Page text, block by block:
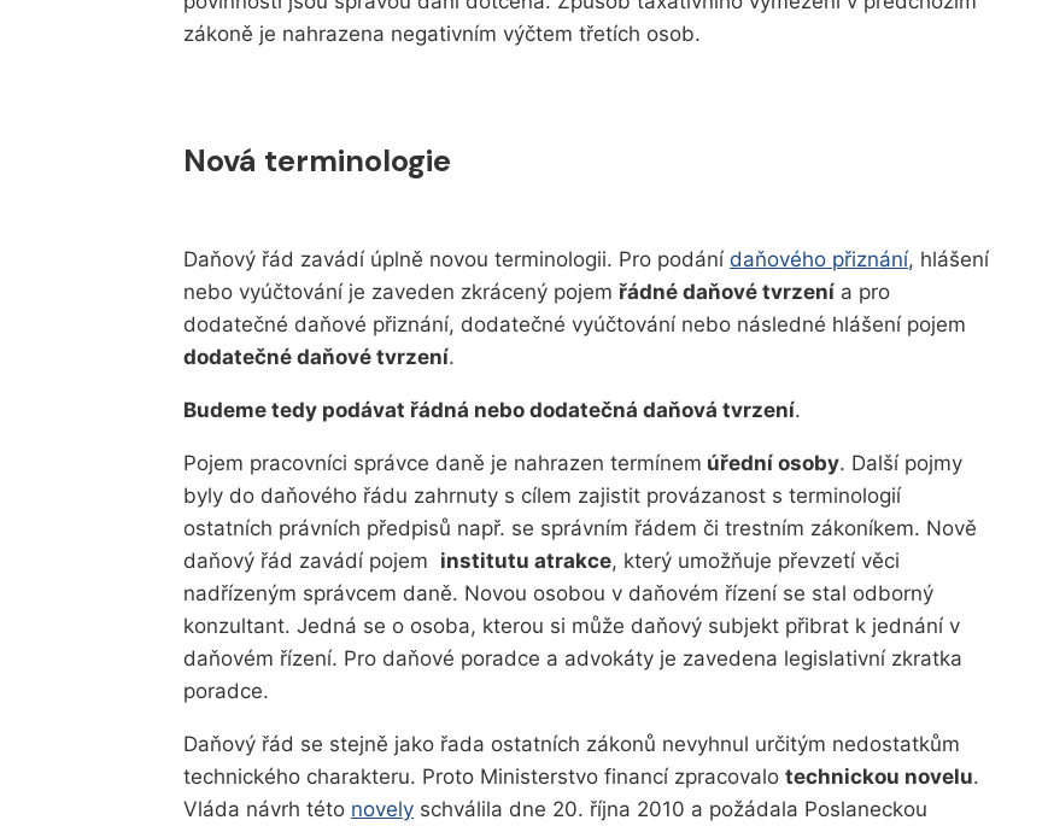
zákoně je nahrazena negativním výčtem třetích osob.
Nová terminologie
Daňový řád zavádí úplně novou terminologii. Pro podání daňového přiznání, hlášení
nebo vyúčtování je zaveden zkrácený pojem řádné daňové tvrzení a pro
dodatečné daňové přiznání, dodatečné vyúčtování nebo následné hlášení pojem
dodatečné daňové tvrzení.
Budeme tedy podávat řádná nebo dodatečná daňová tvrzení.
Pojem pracovníci správce daně je nahrazen termínem úřední osoby. Další pojmy
byly do daňového řádu zahrnuty s cílem zajistit provázanost s terminologií
ostatních právních předpisů např. se správním řádem či trestním zákoníkem. Nově
daňový řád zavádí pojem institutu atrakce, který umožňuje převzetí věci
nadřízeným správcem daně. Novou osobou v daňovém řízení se stal odborný
konzultant. Jedná se o osoba, kterou si může daňový subjekt přibrat k jednání v
daňovém řízení. Pro daňové poradce a advokáty je zavedena legislativní zkratka
poradce.
Daňový řád se stejně jako řada ostatních zákonů nevyhnul určitým nedostatkům
technického charakteru. Proto Ministerstvo financí zpracovalo technickou novelu.
Vláda návrh této novely schválila dne 20. října 2010 a požádala Poslaneckou